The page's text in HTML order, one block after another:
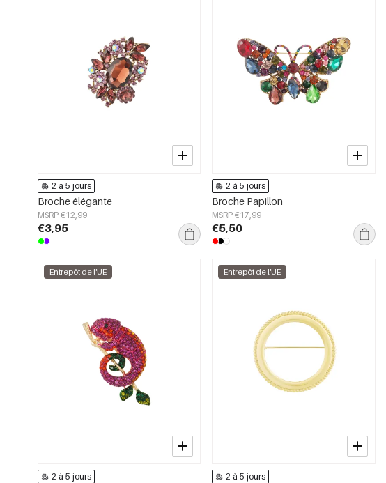
2 à 5 jours
Broche élégante
MSRP €12,99
€3,95
2 à 5 jours
Broche Papillon
MSRP €17,99
€5,50
Entrepôt de l'UE
2 à 5 jours
Entrepôt de l'UE
2 à 5 jours